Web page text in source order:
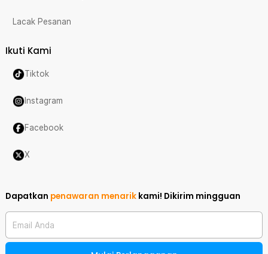
Lacak Pesanan
Ikuti Kami
Tiktok
Instagram
Facebook
X
Dapatkan penawaran menarik kami! Dikirim mingguan
Email Anda